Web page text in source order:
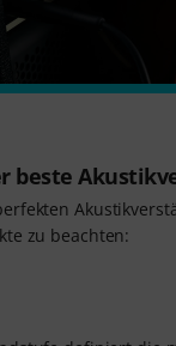
beste
zu beachten: